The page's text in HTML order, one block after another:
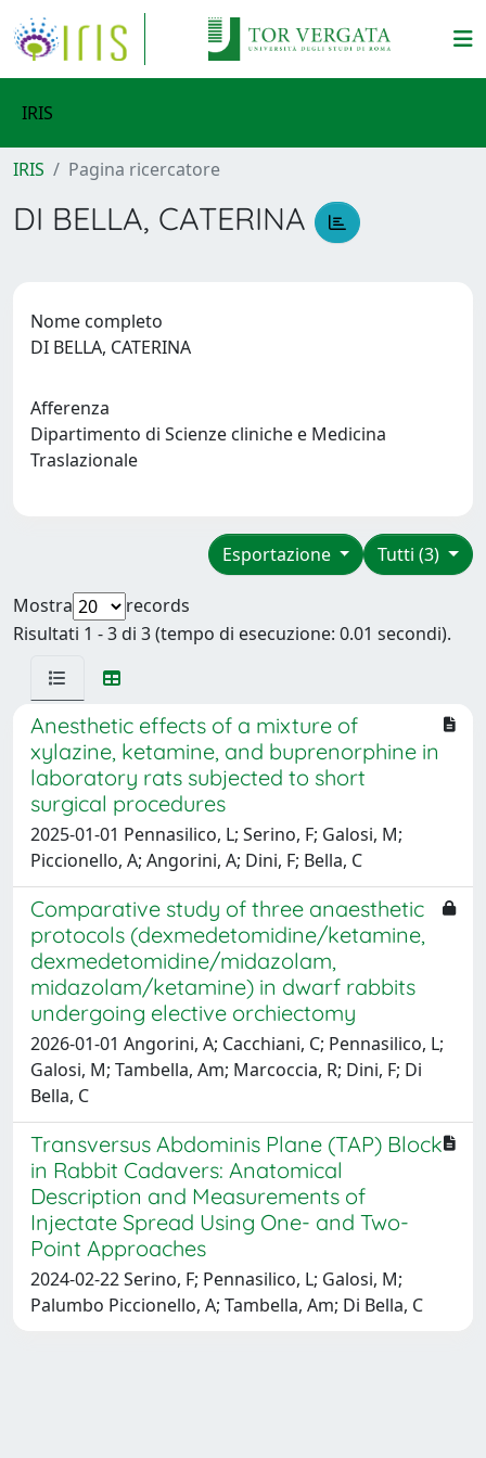
IRIS
IRIS Pagina ricercatore
DI BELLA, CATERINA
Nome completo
DI BELLA, CATERINA
Afferenza
Dipartimento di Scienze cliniche e Medicina
Traslazionale
Tutti (3)
Esportazione
Mostra
records
Risultati 1 - 3 di 3 (tempo di esecuzione: 0.01 secondi).
Anesthetic effects of a mixture of
xylazine, ketamine, and buprenorphine in
laboratory rats subjected to short
surgical procedures
2025-01-01 Pennasilico, L; Serino, F; Galosi, M;
Piccionello, A; Angorini, A; Dini, F; Bella, C
Comparative study of three anaesthetic
protocols (dexmedetomidine/ketamine,
dexmedetomidine/midazolam,
midazolam/ketamine) in dwarf rabbits
undergoing elective orchiectomy
2026-01-01 Angorini, A; Cacchiani, C; Pennasilico, L;
Galosi, M; Tambella, Am; Marcoccia, R; Dini, F; Di
Bella, C
Transversus Abdominis Plane (TAP) Block
in Rabbit Cadavers: Anatomical
Description and Measurements of
Injectate Spread Using One- and Two-
Point Approaches
2024-02-22 Serino, F; Pennasilico, L; Galosi, M;
Palumbo Piccionello, A; Tambella, Am; Di Bella, C